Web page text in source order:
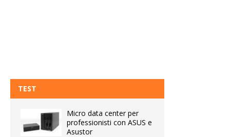
TEST
Micro data center per
professionisti con ASUS e
Asustor